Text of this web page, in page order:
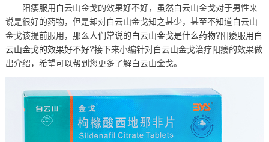
阳痿服用白云山金戈的效果好不好，虽然白云山金戈对于男性来
说是很好的药物，但是却对白云山金戈知之甚少，甚至不知道白云山
金戈该提前服用，那么人们常说的白云山金戈是什么药物?阳痿服用白
云山金戈的效果好不好?接下来小编针对白云山金戈治疗阳痿的效果做
出介绍，希望可以帮到您更多了解白云山金戈。